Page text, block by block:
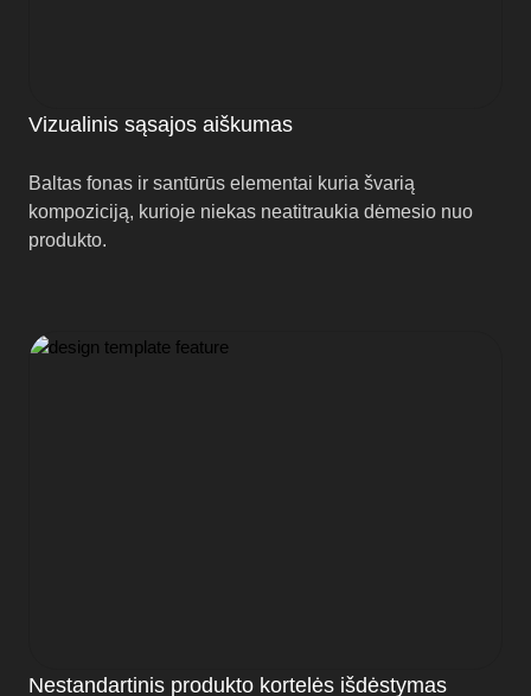
Vizualinis sąsajos aiškumas
Baltas fonas ir santūrūs elementai kuria švarią
kompoziciją, kurioje niekas neatitraukia dėmesio nuo
produkto.
Nestandartinis produkto kortelės išdėstymas